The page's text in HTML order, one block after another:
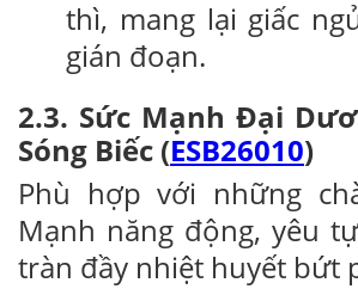
thì, mang lại giấc
gián đoạn.
2.3. Sức Mạnh Đại
Sóng Biếc (ESB26010)
Phù hợp với những
Mạnh năng động, yêu
tràn đầy nhiệt huyết bứt